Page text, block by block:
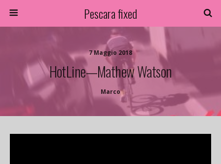
Pescara fixed
7 Maggio 2018
HotLine—Mathew Watson
Marco